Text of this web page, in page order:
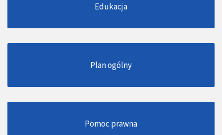
Edukacja
Plan ogólny
Pomoc prawna